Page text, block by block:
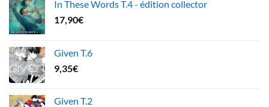
In These Words T.4 - édition collector
17,90€
Given T.6
9,35€
Given T.2